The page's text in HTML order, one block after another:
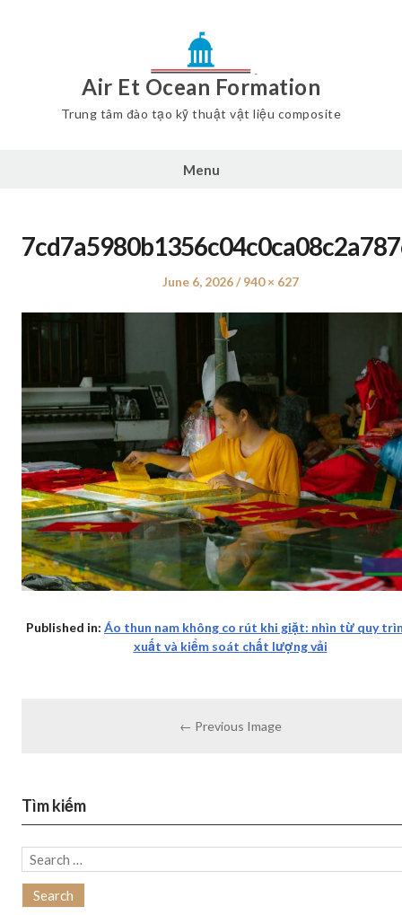
Air Et Ocean Formation
Trung tâm đào tạo kỹ thuật vật liệu composite
Menu
Posted
June 6, 2026
Full
940 × 627
Published in: Áo thun nam không co rút khi giặt: nhìn từ quy
xuất và kiểm soát chất lượng vải
← Previous Image
Tìm kiếm
Search
for: